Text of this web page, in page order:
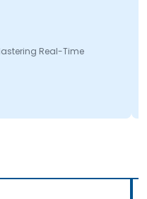
Real-Time